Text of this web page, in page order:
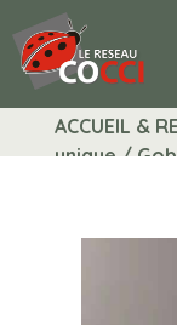
ACCUEIL &
unique /